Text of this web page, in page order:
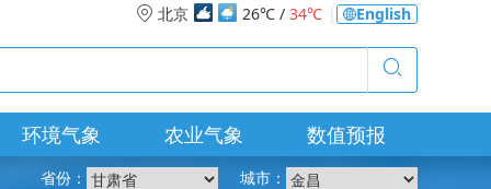
北京 26℃ / 34℃ English
环境气象 农业气象 数值预报
省份： 城市：